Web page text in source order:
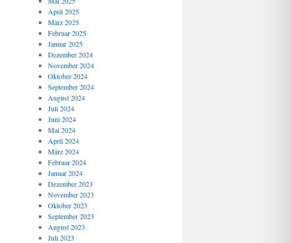
April 2025
März 2025
Februar 2025
Januar 2025
Dezember 2024
November 2024
Oktober 2024
September 2024
August 2024
Juli 2024
Juni 2024
Mai 2024
April 2024
März 2024
Februar 2024
Januar 2024
Dezember 2023
November 2023
Oktober 2023
September 2023
August 2023
Juli 2023